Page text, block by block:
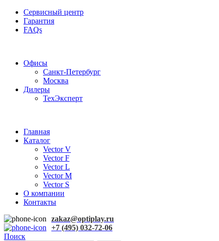
Сервисный центр
Гарантия
FAQs
Офисы
Санкт-Петербург
Москва
Дилеры
ТехЭксперт
Главная
Каталог
Vector V
Vector F
Vector L
Vector M
Vector S
О компании
Контакты
zakaz@optiplay.ru
+7 (495) 032-72-06
Поиск